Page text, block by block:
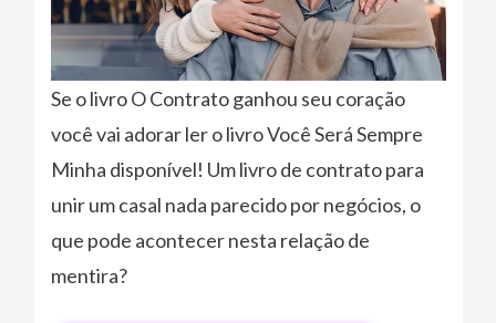
Se o livro O Contrato ganhou seu coração
você vai adorar ler o livro Você Será Sempre
Minha disponível! Um livro de contrato para
unir um casal nada parecido por negócios, o
que pode acontecer nesta relação de
mentira?